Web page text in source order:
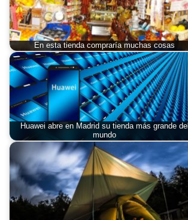
En esta tienda compraría muchas cosas
Huawei abre en Madrid su tienda más grande del
mundo